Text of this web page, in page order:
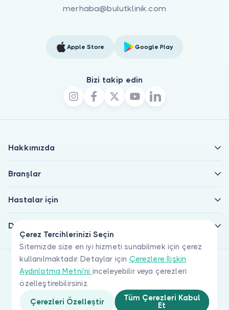
Çerez Tercihlerinizi Seçin
Sitemizde size en iyi hizmeti sunabilmek için çerez
kullanılmaktadır. Detaylar için Çerezlere İlişkin
Aydınlatma Metni'ni inceleyebilir veya çerezleri
özelleştirebilirsiniz.
Çerezleri Özelleştir
Tüm Çerezleri Kabul
Et
merhaba@bulutklinik.com
Apple Store Google Play
Bizi takip edin
Hakkımızda
Branşlar
Hastalar için
Doktorlar için